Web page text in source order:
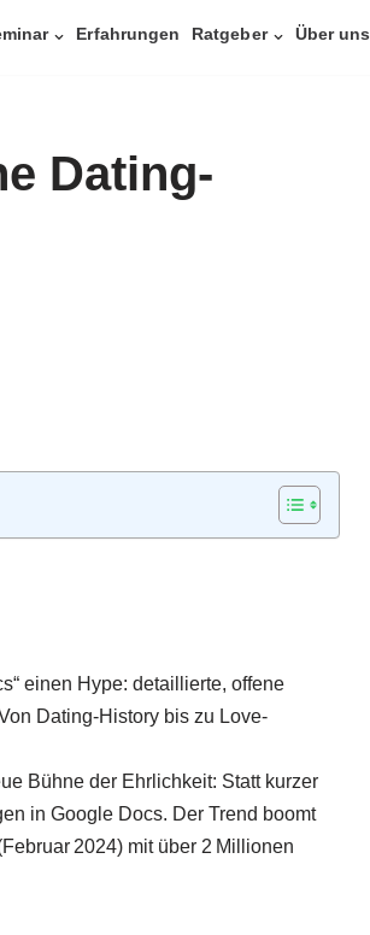
Erfahrungen Ratgeber Über uns
Dating-
einen Hype: detaillierte, offene
Dating-History bis zu Love-
Bühne der Ehrlichkeit: Statt kurzer
in Google Docs. Der Trend boomt
2024) mit über 2 Millionen